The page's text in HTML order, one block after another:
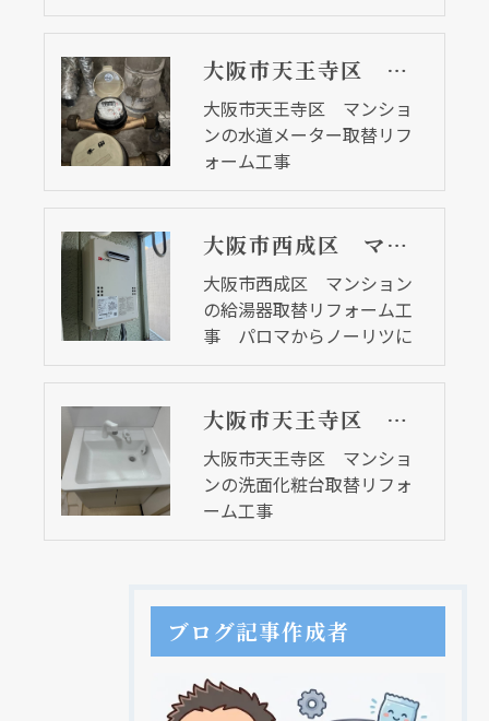
大阪市天王寺区 マンションの水道メーター取替リフォーム工事
大阪市天王寺区 マンショ
ンの水道メーター取替リフ
ォーム工事
大阪市西成区 マンションの給湯器取替リフォーム工事 パロマからノーリツに
大阪市西成区 マンション
の給湯器取替リフォーム工
事 パロマからノーリツに
大阪市天王寺区 マンションの洗面化粧台取替リフォーム工事
大阪市天王寺区 マンショ
ンの洗面化粧台取替リフォ
ーム工事
ブログ記事作成者